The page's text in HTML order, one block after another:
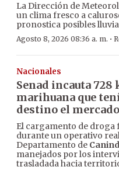
La Dirección de
un clima fresco a
pronostica posibles
Agosto 8, 2026 08:36 a. m. ·
Nacionales
Senad incauta 728
marihuana que
destino el
El cargamento de droga
durante un operativo
Departamento de
manejados por los
trasladada hacia